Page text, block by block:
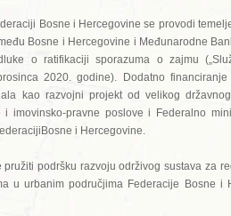
Bosne i Hercegovine se provodi
Bosne i Hercegovine i Međunarodne
o ratifikaciji sporazuma o zajmu
2020. godine). Dodatno
kao razvojni projekt od velikog
imovinsko-pravne poslove i Federalno
i Hercegovine.
podršku razvoju održivog sustava za
u urbanim područjima Federacije Bosne i